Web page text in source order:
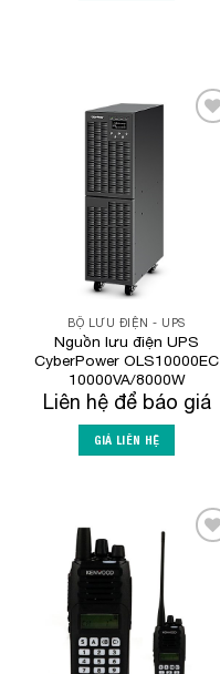
BỘ LƯU ĐIỆN - UPS
Nguồn lưu điện UPS
CyberPower OLS10000EC
10000VA/8000W
Liên hệ để báo giá
GIÁ LIÊN HỆ